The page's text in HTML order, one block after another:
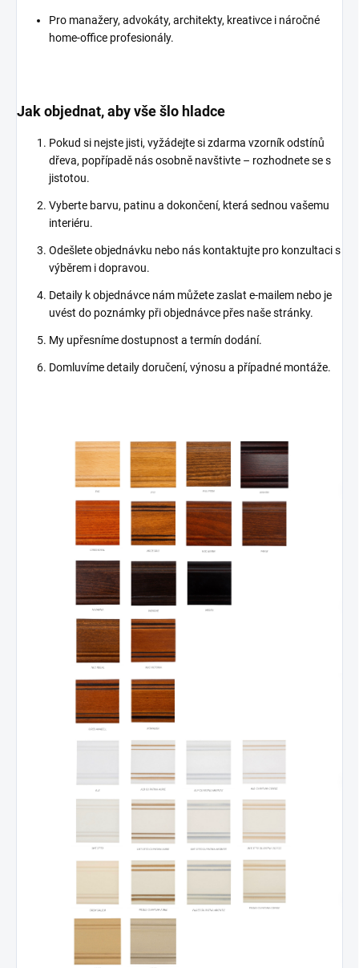
Pro manažery, advokáty, architekty, kreativce i náročné
home-office profesionály.
Jak objednat, aby vše šlo hladce
Pokud si nejste jisti, vyžádejte si zdarma vzorník odstínů
dřeva, popřípadě nás osobně navštivte – rozhodnete se s
jistotou.
Vyberte barvu, patinu a dokončení, která sednou vašemu
interiéru.
Odešlete objednávku nebo nás kontaktujte pro konzultaci s
výběrem i dopravou.
Detaily k objednávce nám můžete zaslat e-mailem nebo je
uvést do poznámky při objednávce přes naše stránky.
My upřesníme dostupnost a termín dodání.
Domluvíme detaily doručení, výnosu a případné montáže.